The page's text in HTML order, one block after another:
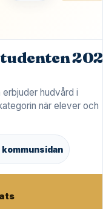
hudvård i
när elever och
kommunsidan